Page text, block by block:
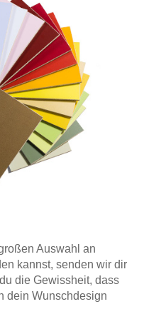
Auswahl an
kannst, senden wir dir
die Gewissheit, dass
dein Wunschdesign